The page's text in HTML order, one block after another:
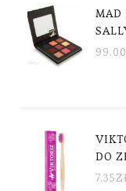
MAD
DO
7.35